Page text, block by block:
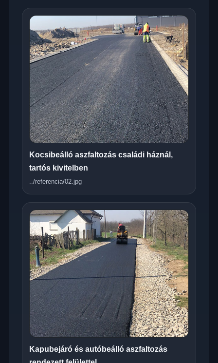
Kocsibeálló aszfaltozás családi háznál,
tartós kivitelben
../referencia/02.jpg
Kapubejáró és autóbeálló aszfaltozás